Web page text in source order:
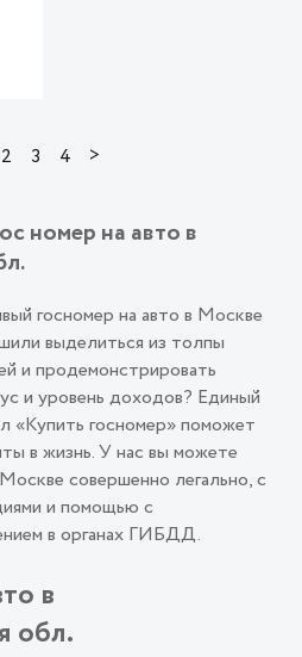
2 3 4 >
номер на авто в
госномер на авто в Москве
выделиться из толпы
и продемонстрировать
и уровень доходов? Единый
«Купить госномер» поможет
в жизнь. У нас вы можете
совершенно легально, с
и помощью с
в органах ГИБДД.
в
обл.